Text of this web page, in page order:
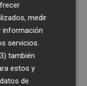
medir
información
servicios.
también
estos y
de